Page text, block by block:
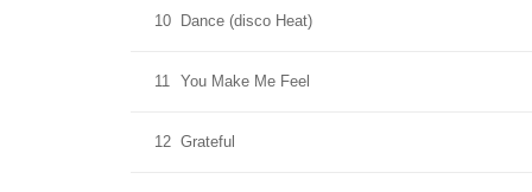
10 Dance (disco Heat)
11 You Make Me Feel
12 Grateful